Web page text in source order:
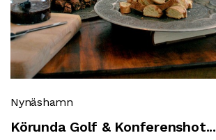
Nynäshamn
Körunda Golf & Konferenshot...